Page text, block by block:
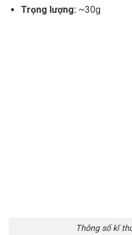
Trọng lượng:~30g
Thông số kĩ